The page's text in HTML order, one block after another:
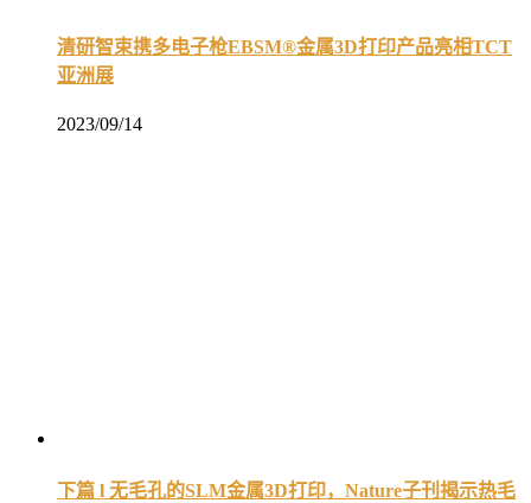
清研智束携多电子枪EBSM®金属3D打印产品亮相TCT
亚洲展
2023/09/14
下篇 l 无毛孔的SLM金属3D打印，Nature子刊揭示热毛